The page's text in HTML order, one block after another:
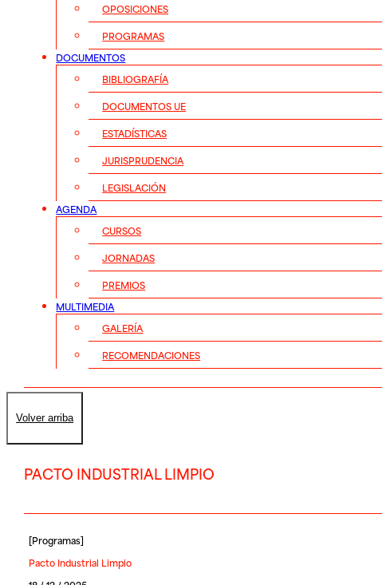
OPOSICIONES
PROGRAMAS
DOCUMENTOS
BIBLIOGRAFÍA
DOCUMENTOS UE
ESTADÍSTICAS
JURISPRUDENCIA
LEGISLACIÓN
AGENDA
CURSOS
JORNADAS
PREMIOS
MULTIMEDIA
GALERÍA
RECOMENDACIONES
Volver arriba
PACTO INDUSTRIAL LIMPIO
[Programas]
Pacto Industrial Limpio